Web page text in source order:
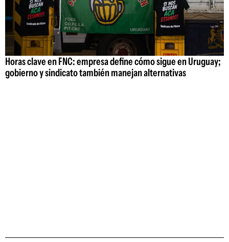
Horas clave en FNC: empresa define cómo sigue en Uruguay;
gobierno y sindicato también manejan alternativas